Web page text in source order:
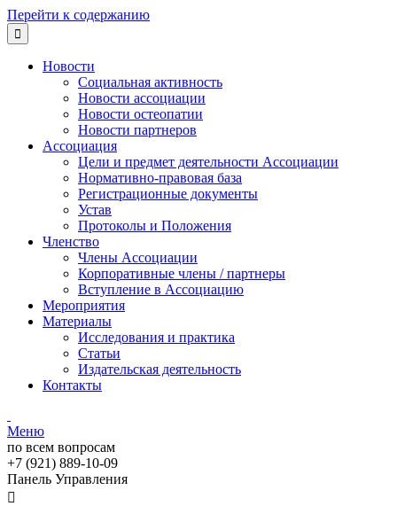
Перейти к содержанию

Новости
Социальная активность
Новости ассоциации
Новости остеопатии
Новости партнеров
Ассоциация
Цели и предмет деятельности Ассоциации
Нормативно-правовая база
Регистрационные документы
Устав
Протоколы и Положения
Членство
Члены Ассоциации
Корпоративные члены / партнеры
Вступление в Ассоциацию
Мероприятия
Материалы
Исследования и практика
Статьи
Издательская деятельность
Контакты
Меню
по всем вопросам
+7 (921) 889-10-09
Панель Управления
